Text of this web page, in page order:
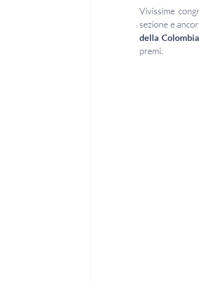
Vivissime
sezione e
della Colombia
premi.